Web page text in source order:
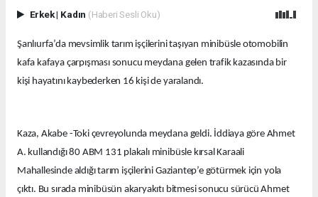
Erkek| Kadın (Haberi Sesli Oku)
Şanlıurfa’da mevsimlik tarım işçilerini taşıyan minibüsle otomobilin
kafa kafaya çarpışması sonucu meydana gelen trafik kazasında bir
kişi hayatını kaybederken 16 kişi de yaralandı.
Kaza, Akabe -Toki çevreyolunda meydana geldi. İddiaya göre Ahmet
A. kullandığı 80 ABM 131 plakalı minibüsle kırsal Karaali
Mahallesinde aldığı tarım işçilerini Gaziantep’e götürmek için yola
çıktı. Bu sırada minibüsün akaryakıtı bitmesi sonucu sürücü Ahmet